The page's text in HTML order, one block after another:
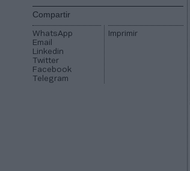
Compartir
WhatsApp
Email
Linkedin
Twitter
Facebook
Telegram
Imprimir